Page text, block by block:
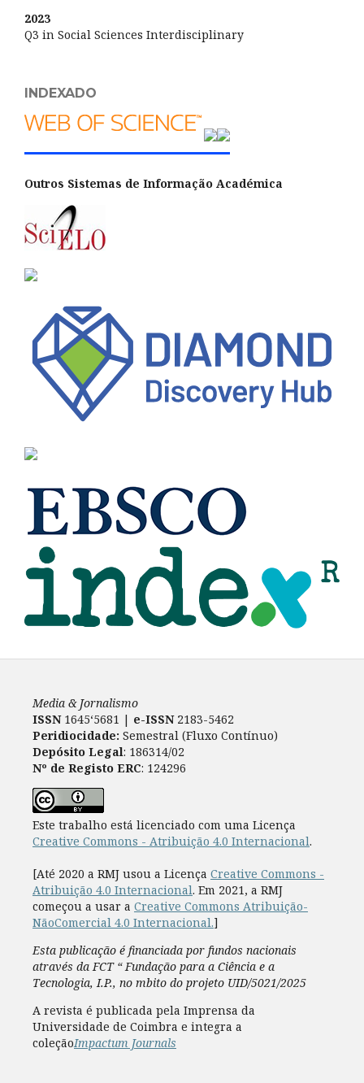
2023
Q3 in Social Sciences Interdisciplinary
INDEXADO
Outros Sistemas de Informação Académica
Media & Jornalismo
ISSN 1645‘5681 | e-ISSN2183-5462
Peridiocidade: Semestral (Fluxo Contínuo)
Depósito Legal: 186314/02
Nº de Registo ERC: 124296
Este trabalho está licenciado com uma Licença
Creative Commons - Atribuição 4.0 Internacional.
[Até 2020 a RMJ usou a Licença Creative Commons -
Atribuição 4.0 Internacional. Em 2021, a RMJ
começou a usar a Creative Commons Atribuição-
NãoComercial 4.0 Internacional.]
Esta publicação é financiada por fundos nacionais
através da FCT “ Fundação para a Ciência e a
Tecnologia, I.P., no mbito do projeto UID/5021/2025
A revista é publicada pela Imprensa da
Universidade de Coimbra e integra a
coleçãoImpactum Journals